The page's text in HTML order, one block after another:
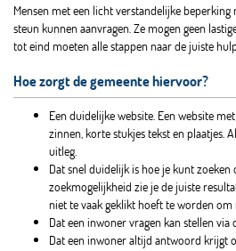
Mensen met een licht verstandelijke
steun kunnen aanvragen. Ze mogen geen
tot eind moeten alle stappen naar de juiste
Hoe zorgt de gemeente hiervoor?
Een duidelijke website. Een website
zinnen, korte stukjes tekst en plaatjes.
uitleg.
Dat snel duidelijk is hoe je kunt zoeken
zoekmogelijkheid zie je de juiste
niet te vaak geklikt hoeft te worden om
Dat een inwoner vragen kan stellen via
Dat een inwoner altijd antwoord krijgt